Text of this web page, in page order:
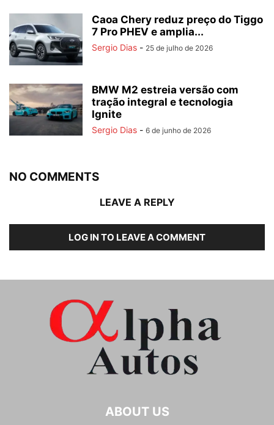
Caoa Chery reduz preço do Tiggo
7 Pro PHEV e amplia...
Sergio Dias - 25 de julho de 2026
BMW M2 estreia versão com
tração integral e tecnologia
Ignite
Sergio Dias - 6 de junho de 2026
NO COMMENTS
LEAVE A REPLY
LOG IN TO LEAVE A COMMENT
ABOUT US